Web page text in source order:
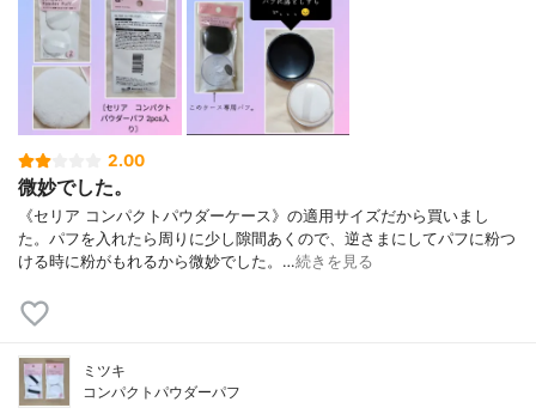
2.00
微妙でした。
《セリア コンパクトパウダーケース》の適用サイズだから買いまし
た。パフを入れたら周りに少し隙間あくので、逆さまにしてパフに粉つ
ける時に粉がもれるから微妙でした。…続きを見る
ミツキ
コンパクトパウダーパフ